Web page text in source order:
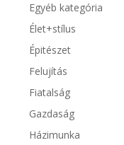
Egyéb kategória
Élet+stílus
Épitészet
Felujítás
Fiatalság
Gazdaság
Házimunka